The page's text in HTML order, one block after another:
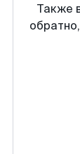
Также